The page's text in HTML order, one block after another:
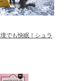
でも快眠！シュラ